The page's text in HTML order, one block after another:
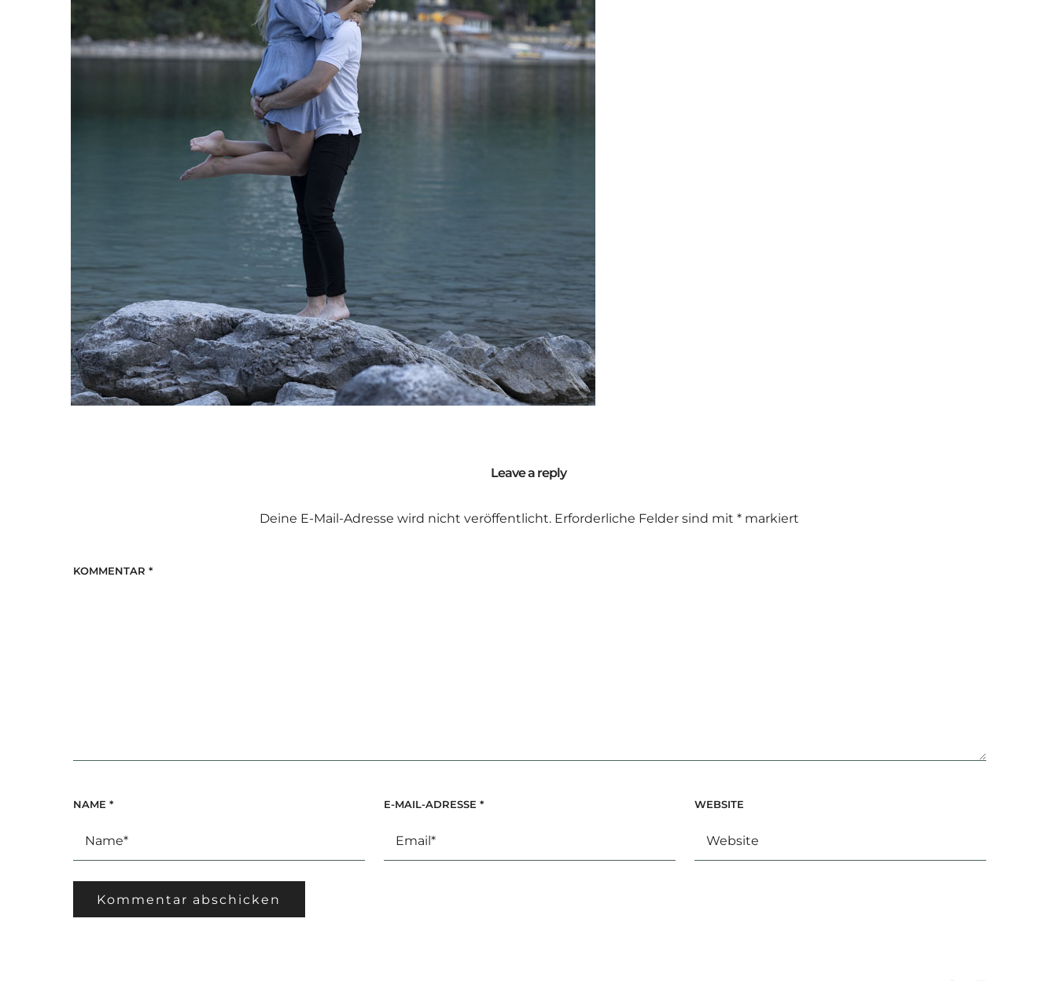
Leave a reply
Deine E-Mail-Adresse wird nicht veröffentlicht. Erforderliche Felder sind mit* markiert
KOMMENTAR *
NAME * E-MAIL-ADRESSE * WEBSITE